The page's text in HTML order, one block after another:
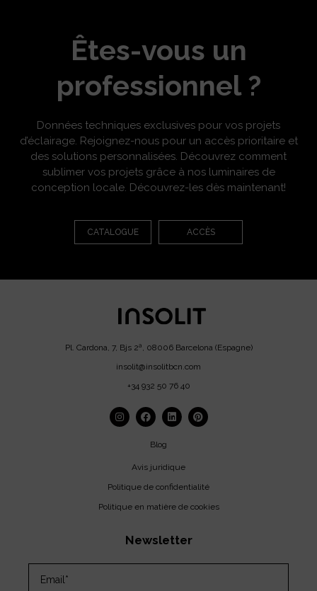
Êtes-vous un
professionnel ?
Données techniques exclusives pour vos projets
d’éclairage. Rejoignez-nous pour un accès prioritaire et
des solutions personnalisées. Découvrez comment
sublimer vos projets grâce à nos luminaires de
conception locale. Découvrez-les dès maintenant!
CATALOGUE ACCÈS
Pl. Cardona, 7, Bjs 2ª, 08006 Barcelona (Espagne)
insolit@insolitbcn.com
+34 932 50 76 40
Blog
Avis juridique
Politique de confidentialité
Politique en matière de cookies
Newsletter